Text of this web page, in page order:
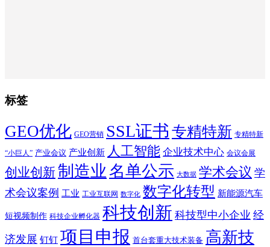
标签
GEO优化 GEO营销 SSL证书 专精特新 专精特新
“小巨人” 产业会议 产业创新 人工智能 企业技术中心 会议会展
创业创新制造业 名单公示 大数据 学术会议 学
术会议案例 工业 工业互联网 数字化 数字化转型 新能源汽车
短视频制作 科技企业孵化器 科技创新 科技型中小企业 经
济发展 钉钉 项目申报 首台套重大技术装备 高新技